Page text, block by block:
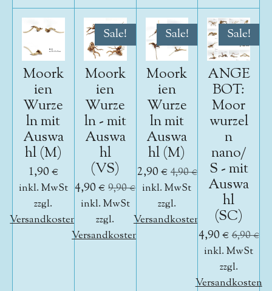
Moork
ien
Wurze
ln mit
Auswa
hl (M)
1,90 €
inkl. MwSt
zzgl.
Versandkosten
Sale!
Moork
ien
Wurze
ln - mit
Auswa
hl
(VS)
4,90 € 9,90 €
inkl. MwSt
zzgl.
Versandkosten
Sale!
Moork
ien
Wurze
ln mit
Auswa
hl (M)
2,90 € 4,90 €
inkl. MwSt
zzgl.
Versandkosten
Sale!
ANGE
BOT:
Moor
wurzel
n
nano/
S - mit
Auswa
hl
(SC)
4,90 €6,90 €
inkl. MwSt
zzgl.
Versandkosten